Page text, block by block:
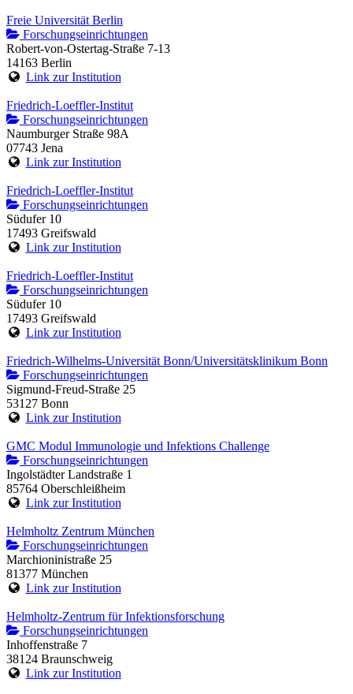
Freie Universität Berlin
Forschungseinrichtungen
Robert-von-Ostertag-Straße 7-13
14163 Berlin
Link zur Institution
Friedrich-Loeffler-Institut
Forschungseinrichtungen
Naumburger Straße 98A
07743 Jena
Link zur Institution
Friedrich-Loeffler-Institut
Forschungseinrichtungen
Südufer 10
17493 Greifswald
Link zur Institution
Friedrich-Loeffler-Institut
Forschungseinrichtungen
Südufer 10
17493 Greifswald
Link zur Institution
Friedrich-Wilhelms-Universität Bonn/Universitätsklinikum Bonn
Forschungseinrichtungen
Sigmund-Freud-Straße 25
53127 Bonn
Link zur Institution
GMC Modul Immunologie und Infektions Challenge
Forschungseinrichtungen
Ingolstädter Landstraße 1
85764 Oberschleißheim
Link zur Institution
Helmholtz Zentrum München
Forschungseinrichtungen
Marchioninistraße 25
81377 München
Link zur Institution
Helmholtz-Zentrum für Infektionsforschung
Forschungseinrichtungen
Inhoffenstraße 7
38124 Braunschweig
Link zur Institution